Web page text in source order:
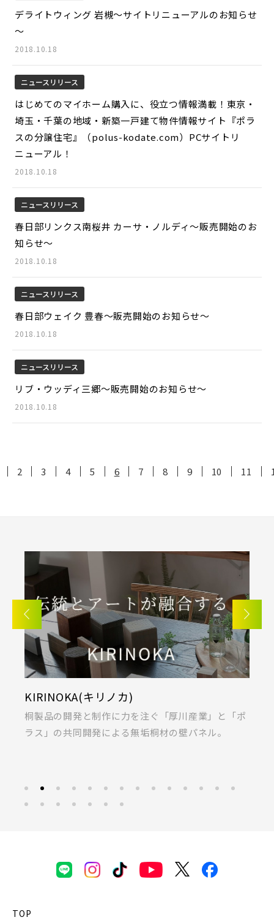
デライトウィング 岩槻～サイトリニューアルのお知らせ
～
2018.10.18
ニュースリリース
はじめてのマイホーム購入に、役立つ情報満載！東京・
埼玉・千葉の地域・新築一戸建て物件情報サイト『ポラ
スの分譲住宅』（polus-kodate.com）PCサイトリ
ニューアル！
2018.10.18
ニュースリリース
春日部リンクス南桜井 カーサ・ノルディ～販売開始のお
知らせ～
2018.10.18
ニュースリリース
春日部ウェイク 豊春～販売開始のお知らせ～
2018.10.18
ニュースリリース
リブ・ウッディ三郷～販売開始のお知らせ～
2018.10.18
2 3 4 5 6 7 8 9 10 11
KIRINOKA(キリノカ)
桐製品の開発と制作に力を注ぐ「厚川産業」と「ポ
ラス」の共同開発による無垢桐材の壁パネル。
TOP